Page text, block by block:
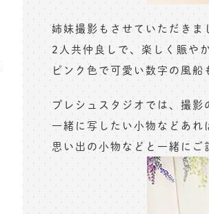
姉妹撮影もさせていただきま
2人共仲良しで、楽しく賑や
ピンク色で可愛い数字の風
プレシュスタジオでは、撮
一緒に写したい小物などあれ
思い出の小物などと一緒に